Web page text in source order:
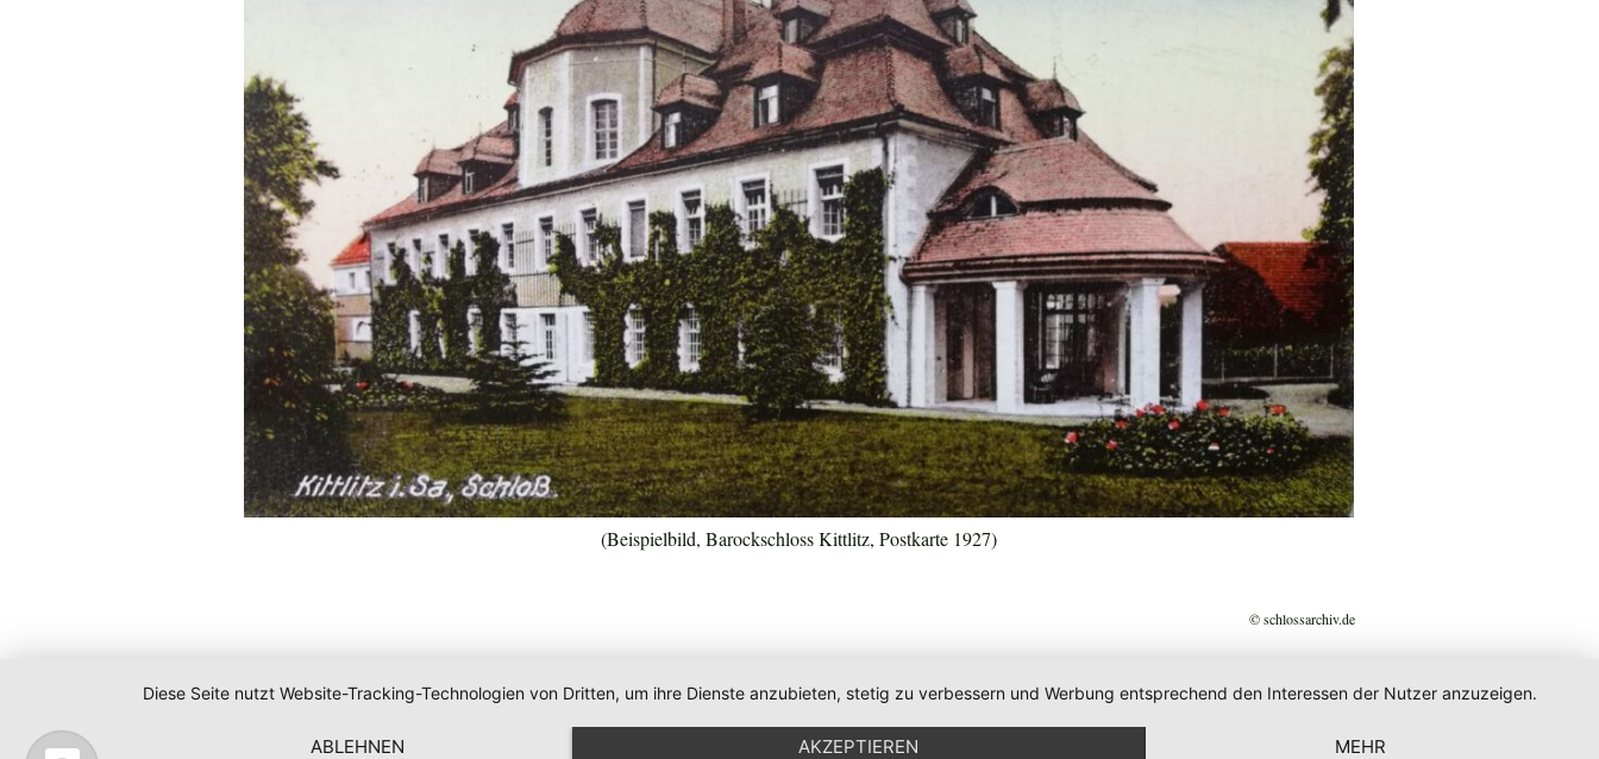
(Beispielbild, Barockschloss Kittlitz, Postkarte 1927)
© schlossarchiv.de
Diese Seite nutzt Website-Tracking-Technologien von Dritten, um ihre Dienste anzubieten, stetig zu verbessern und Werbung entsprechend den Interessen der Nutzer anzuzeigen.
ABLEHNEN AKZEPTIEREN MEHR